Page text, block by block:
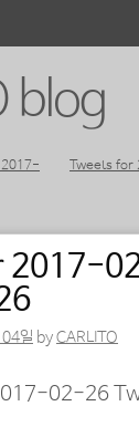
blog
Tweets
2017-
일 byCARLITO
02-26